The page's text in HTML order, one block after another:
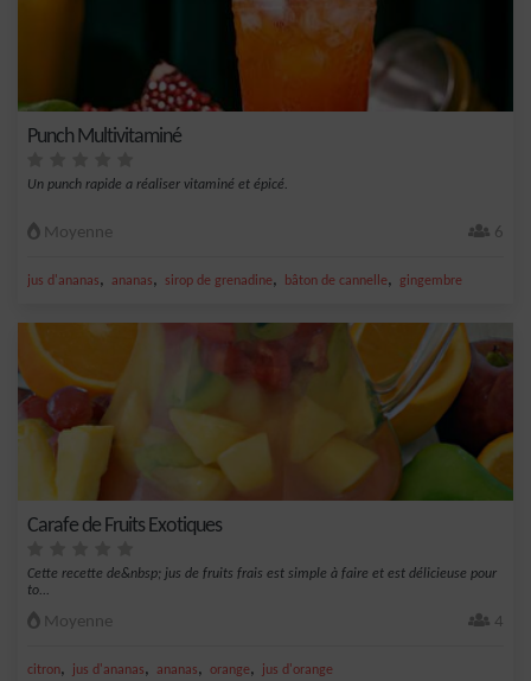
Punch Multivitaminé
Un punch rapide a réaliser vitaminé et épicé.
Moyenne 6
jus d'ananas, ananas, sirop de grenadine, bâton de cannelle, gingembre
Carafe de Fruits Exotiques
Cette recette de&nbsp; jus de fruits frais est simple à faire et est délicieuse pour
to...
Moyenne 4
citron, jus d'ananas, ananas, orange, jus d'orange